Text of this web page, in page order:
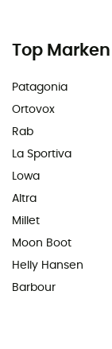
Top Marken
Patagonia
Ortovox
Rab
La Sportiva
Lowa
Altra
Millet
Moon Boot
Helly Hansen
Barbour